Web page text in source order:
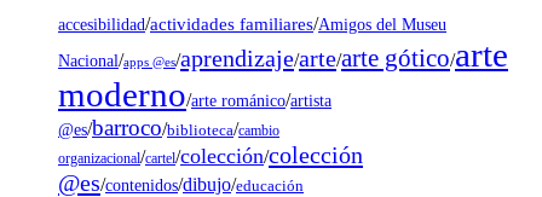
accesibilidad/actividades familiares/Amigos del Museu
Nacional/apps @es/aprendizaje/arte/arte gótico/arte
moderno/arte románico/artista
@es/barroco/biblioteca/cambio
organizacional/cartel/colección/colección
@es/contenidos/dibujo/educación